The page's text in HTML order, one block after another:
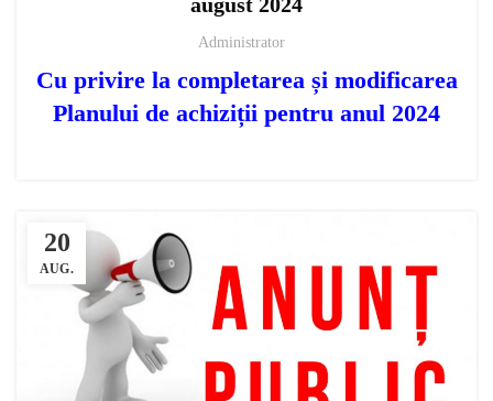
Administrator
Cu privire la completarea și modificarea
Planului de achiziții pentru anul 2024
20
AUG.